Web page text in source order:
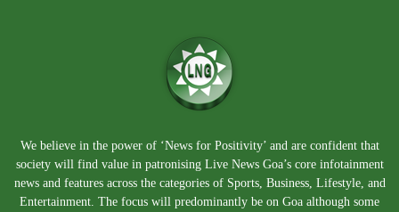
We believe in the power of ‘News for Positivity’ and are confident that
society will find value in patronising Live News Goa’s core infotainment
news and features across the categories of Sports, Business, Lifestyle, and
Entertainment. The focus will predominantly be on Goa although some